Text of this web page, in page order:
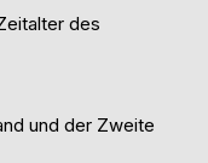
des
und der Zweite